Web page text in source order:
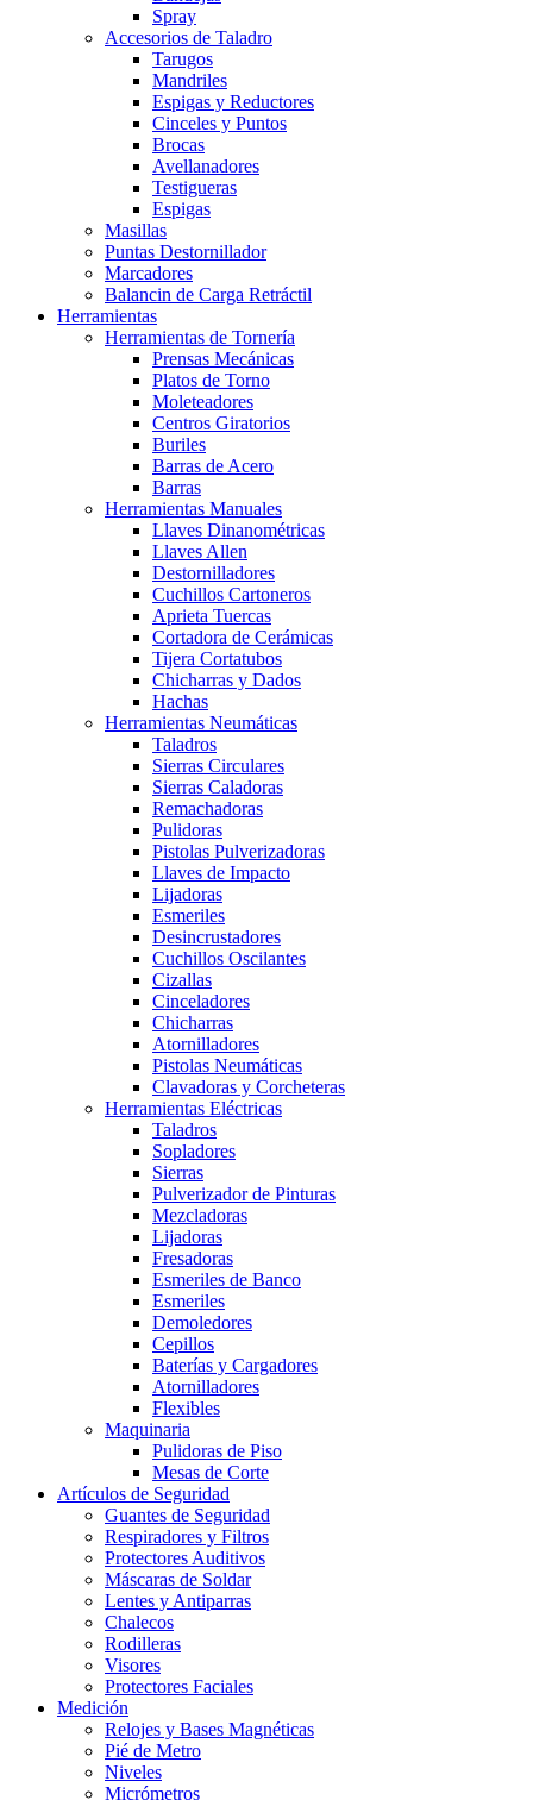
Spray
Accesorios de Taladro
Tarugos
Mandriles
Espigas y Reductores
Cinceles y Puntos
Brocas
Avellanadores
Testigueras
Espigas
Masillas
Puntas Destornillador
Marcadores
Balancin de Carga Retráctil
Herramientas
Herramientas de Tornería
Prensas Mecánicas
Platos de Torno
Moleteadores
Centros Giratorios
Buriles
Barras de Acero
Barras
Herramientas Manuales
Llaves Dinanométricas
Llaves Allen
Destornilladores
Cuchillos Cartoneros
Aprieta Tuercas
Cortadora de Cerámicas
Tijera Cortatubos
Chicharras y Dados
Hachas
Herramientas Neumáticas
Taladros
Sierras Circulares
Sierras Caladoras
Remachadoras
Pulidoras
Pistolas Pulverizadoras
Llaves de Impacto
Lijadoras
Esmeriles
Desincrustadores
Cuchillos Oscilantes
Cizallas
Cinceladores
Chicharras
Atornilladores
Pistolas Neumáticas
Clavadoras y Corcheteras
Herramientas Eléctricas
Taladros
Sopladores
Sierras
Pulverizador de Pinturas
Mezcladoras
Lijadoras
Fresadoras
Esmeriles de Banco
Esmeriles
Demoledores
Cepillos
Baterías y Cargadores
Atornilladores
Flexibles
Maquinaria
Pulidoras de Piso
Mesas de Corte
Artículos de Seguridad
Guantes de Seguridad
Respiradores y Filtros
Protectores Auditivos
Máscaras de Soldar
Lentes y Antiparras
Chalecos
Rodilleras
Visores
Protectores Faciales
Medición
Relojes y Bases Magnéticas
Pié de Metro
Niveles
Micrómetros